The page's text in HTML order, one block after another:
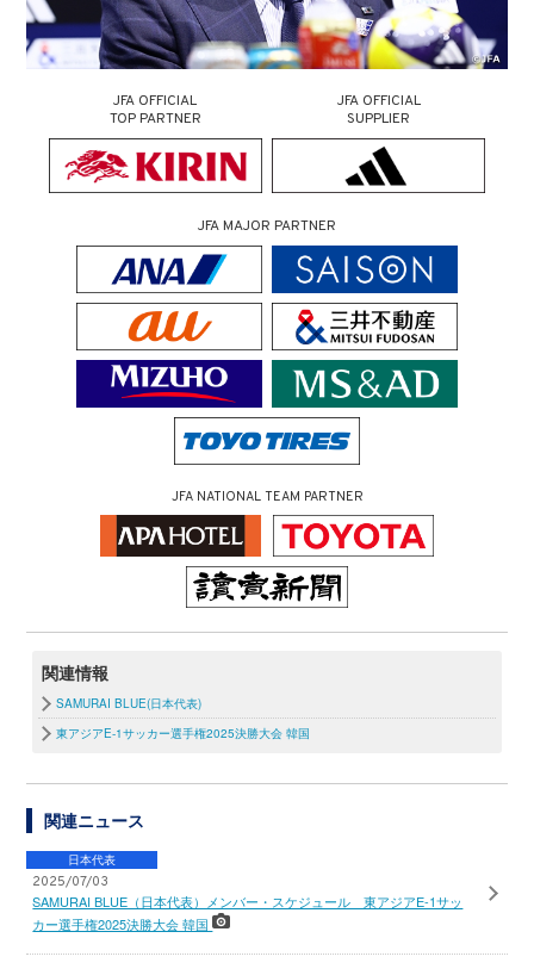
JFA OFFICIAL
TOP PARTNER
JFA OFFICIAL
SUPPLIER
JFA MAJOR PARTNER
JFA NATIONAL TEAM PARTNER
関連情報
SAMURAI BLUE(日本代表)
東アジアE-1サッカー選手権2025決勝大会 韓国
関連ニュース
日本代表
2025/07/03
SAMURAI BLUE（日本代表）メンバー・スケジュール 東アジアE-1サッ
カー選手権2025決勝大会 韓国